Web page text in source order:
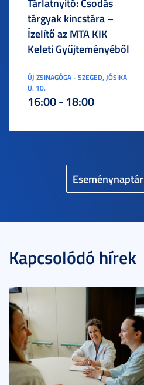
Eseménynaptár
Tárlatnyitó: Csodás
tárgyak kincstára –
Ízelítő az MTA KIK
Keleti Gyűjteményéből
ÚJ ZSINAGÓGA - SZEGED, JÓSIKA
U. 10.
16:00 - 18:00
Kapcsolódó hírek